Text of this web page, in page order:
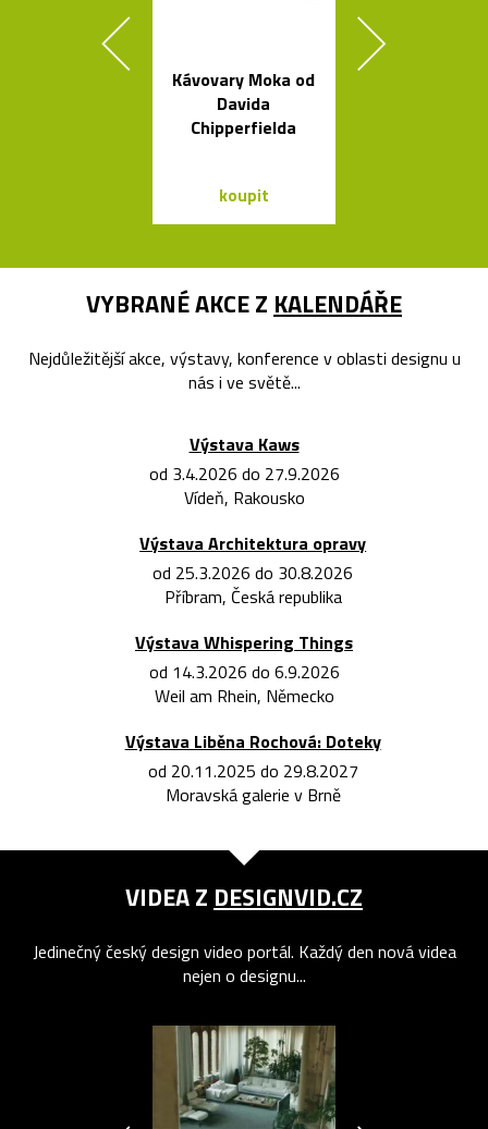
Kávovary Moka od
Davida
Chipperfielda
koupit
VYBRANÉ AKCE Z KALENDÁŘE
Nejdůležitější akce, výstavy, konference v oblasti designu u
nás i ve světě...
Výstava Kaws
od 3.4.2026 do 27.9.2026
Vídeň, Rakousko
Výstava Architektura opravy
od 25.3.2026 do 30.8.2026
Příbram, Česká republika
Výstava Whispering Things
od 14.3.2026 do 6.9.2026
Weil am Rhein, Německo
Výstava Liběna Rochová: Doteky
od 20.11.2025 do 29.8.2027
Moravská galerie v Brně
VIDEA Z DESIGNVID.CZ
Jedinečný český design video portál. Každý den nová videa
nejen o designu...